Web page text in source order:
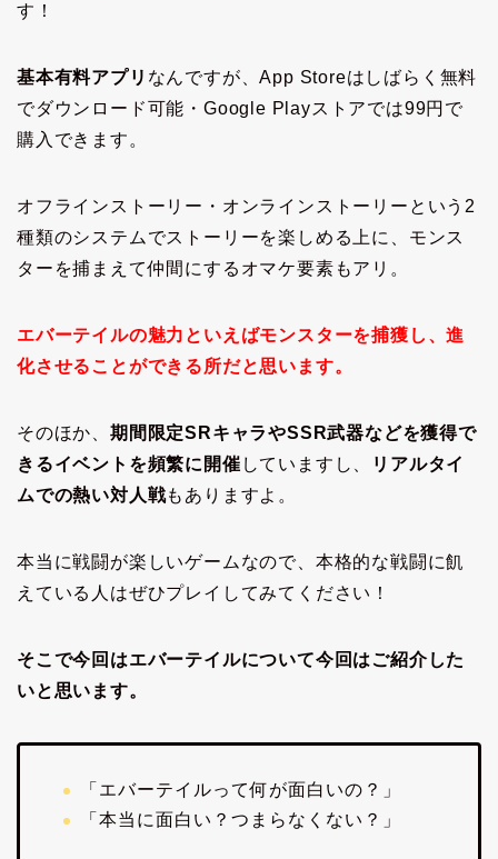
す！
基本有料アプリ なんですが、App Storeはしばらく無料
でダウンロード可能・Google Playストアでは99円で
購入できます。
オフラインストーリー・オンラインストーリーという2
種類のシステムでストーリーを楽しめる上に、モンス
ターを捕まえて仲間にするオマケ要素もアリ。
エバーテイルの魅力といえばモンスターを捕獲し、進
化させることができる所だと思います。
そのほか、 期間限定SRキャラやSSR武器などを獲得で
きるイベントを頻繁に開催 していますし、
リアルタイ
ムでの熱い対人戦もありますよ。
本当に戦闘が楽しいゲームなので、本格的な戦闘に飢
えている人はぜひプレイしてみてください！
そこで今回はエバーテイルについて今回はご紹介した
いと思います。
「エバーテイルって何が面白いの？」
「本当に面白い？つまらなくない？」